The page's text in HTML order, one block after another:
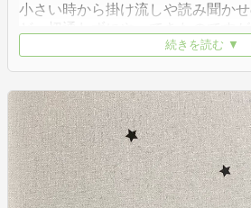
小さい時から掛け流しや読み聞か
で勉強という勉強をしなくても本
単語、日本語にしても難しい単語
スンを始めました。オンラインレ
の練習問題、ライティングを中心
スニングはたった一問間違えただ
そして県内で上位17%という結果
た。合格はしたもののまだまだ語
続きを読む ▼